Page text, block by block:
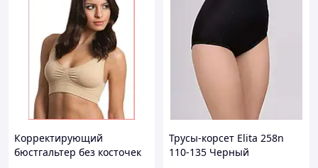
Корректирующий
бюстгальтер без косточек
Трусы-корсет Elita 258n
110-135 Черный